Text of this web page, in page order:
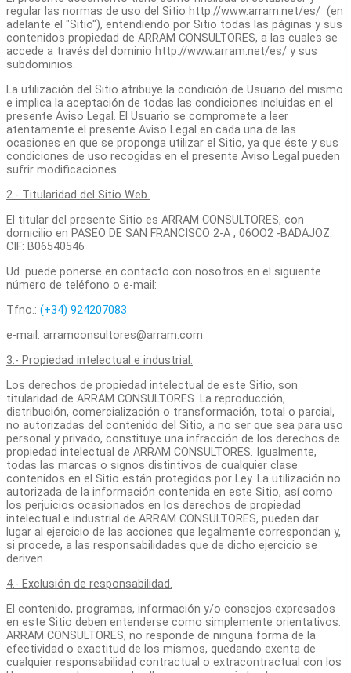
regular las normas de uso del Sitio http://www.arram.net/es/ (en
adelante el "Sitio"), entendiendo por Sitio todas las páginas y sus
contenidos propiedad de ARRAM CONSULTORES, a las cuales se
accede a través del dominio http://www.arram.net/es/ y sus
subdominios.
La utilización del Sitio atribuye la condición de Usuario del mismo
e implica la aceptación de todas las condiciones incluidas en el
presente Aviso Legal. El Usuario se compromete a leer
atentamente el presente Aviso Legal en cada una de las
ocasiones en que se proponga utilizar el Sitio, ya que éste y sus
condiciones de uso recogidas en el presente Aviso Legal pueden
sufrir modificaciones.
2.- Titularidad del Sitio Web.
El titular del presente Sitio es ARRAM CONSULTORES, con
domicilio en PASEO DE SAN FRANCISCO 2-A , 06OO2 -BADAJOZ.
CIF: B06540546
Ud. puede ponerse en contacto con nosotros en el siguiente
número de teléfono o e-mail:
Tfno.: (+34) 924207083
e-mail: arramconsultores@arram.com
3.- Propiedad intelectual e industrial.
Los derechos de propiedad intelectual de este Sitio, son
titularidad de ARRAM CONSULTORES. La reproducción,
distribución, comercialización o transformación, total o parcial,
no autorizadas del contenido del Sitio, a no ser que sea para uso
personal y privado, constituye una infracción de los derechos de
propiedad intelectual de ARRAM CONSULTORES. Igualmente,
todas las marcas o signos distintivos de cualquier clase
contenidos en el Sitio están protegidos por Ley. La utilización no
autorizada de la información contenida en este Sitio, así como
los perjuicios ocasionados en los derechos de propiedad
intelectual e industrial de ARRAM CONSULTORES, pueden dar
lugar al ejercicio de las acciones que legalmente correspondan y,
si procede, a las responsabilidades que de dicho ejercicio se
deriven.
4.- Exclusión de responsabilidad.
El contenido, programas, información y/o consejos expresados
en este Sitio deben entenderse como simplemente orientativos.
ARRAM CONSULTORES, no responde de ninguna forma de la
efectividad o exactitud de los mismos, quedando exenta de
cualquier responsabilidad contractual o extracontractual con los